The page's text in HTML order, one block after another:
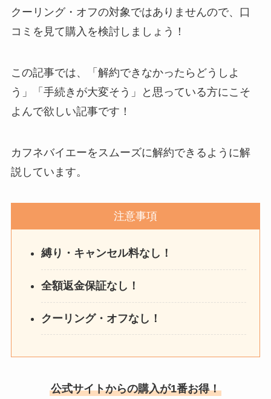
解約できない？バロニー
を電話から解約する方法
クーリング・オフの対象ではありませんので、口
コミを見て購入を検討しましょう！
この記事では、「解約できなかったらどうしよ
う」「手続きが大変そう」と思っている方にこそ
よんで欲しい記事です！
カフネバイエーをスムーズに解約できるように解
説しています。
注意事項
縛り・キャンセル料なし！
全額返金保証なし！
クーリング・オフなし！
公式サイトからの購入が1番お得！